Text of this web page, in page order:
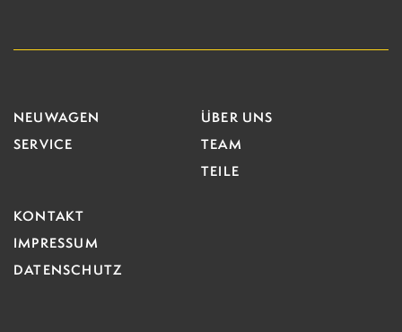
NEUWAGEN
SERVICE
ÜBER UNS
TEAM
TEILE
KONTAKT
IMPRESSUM
DATENSCHUTZ